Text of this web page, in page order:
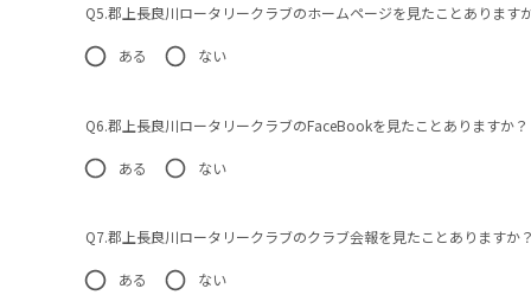
Q5.郡上長良川ロータリークラブのホームページを見たことあります
ある ない
Q6.郡上長良川ロータリークラブのFaceBookを見たことありますか？
ある ない
Q7.郡上長良川ロータリークラブのクラブ会報を見たことありますか？
ある ない